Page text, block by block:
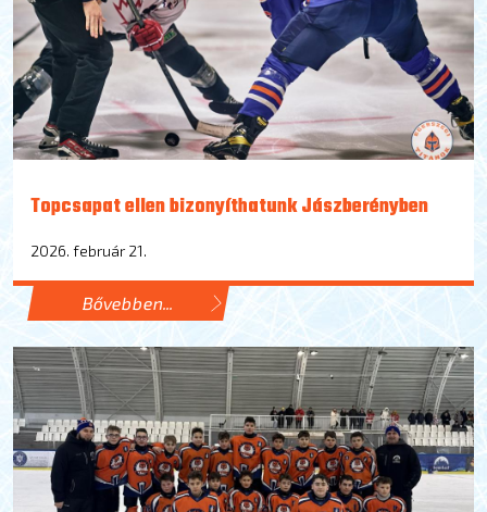
Topcsapat ellen bizonyíthatunk Jászberényben
2026. február 21.
Bővebben...